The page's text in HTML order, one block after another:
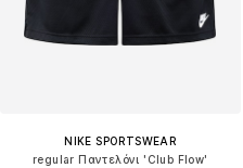
NIKE SPORTSWEAR
regular Παντελόνι 'Club Flow'